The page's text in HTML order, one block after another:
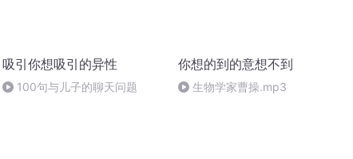
吸引你想吸引的异性
100句与儿子的聊天问题
你想的到的意想不到
生物学家曹操.mp3